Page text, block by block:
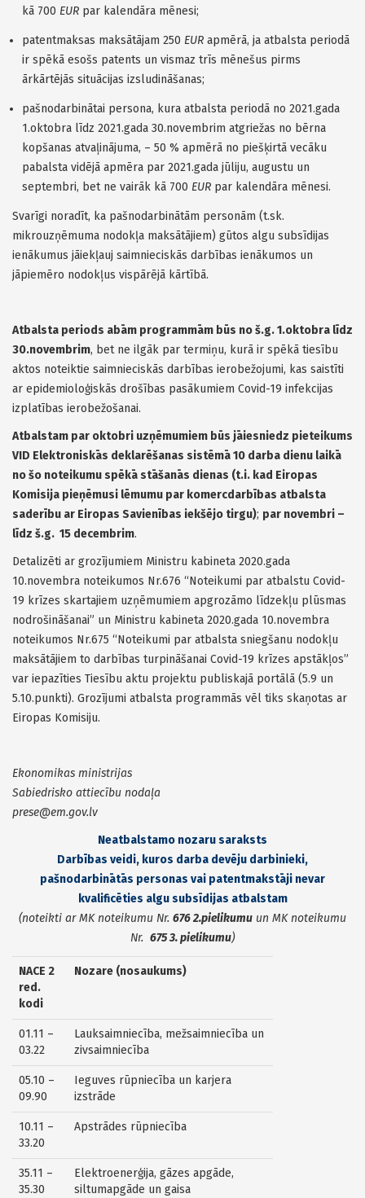
kā 700 EUR par kalendāra mēnesi;
patentmaksas maksātājam 250 EUR apmērā, ja atbalsta periodā
ir spēkā esošs patents un vismaz trīs mēnešus pirms
ārkārtējās situācijas izsludināšanas​;
pašnodarbinātai persona, kura atbalsta periodā no 2021.gada
1.oktobra līdz 2021.gada 30.novembrim atgriežas no bērna
kopšanas atvaļinājuma, – 50 % apmērā no piešķirtā vecāku
pabalsta vidējā apmēra par 2021.gada jūliju, augustu un
septembri, bet ne vairāk kā 700 EUR par kalendāra mēnesi.
Svarīgi noradīt, ka pašnodarbinātām personām (t.sk.
mikrouzņēmuma nodokļa maksātājiem) gūtos algu subsīdijas
ienākumus jāiekļauj saimnieciskās darbības ienākumos un
jāpiemēro nodokļus vispārējā kārtībā.
Atbalsta periods abām programmām būs no š.g. 1.oktobra līdz
30.novembrim, bet ne ilgāk par termiņu, kurā ir spēkā tiesību
aktos noteiktie saimnieciskās darbības ierobežojumi, kas saistīti
ar epidemioloģiskās drošības pasākumiem Covid-19 infekcijas
izplatības ierobežošanai.
Atbalstam par oktobri uzņēmumiem būs jāiesniedz pieteikums
VID Elektroniskās deklarēšanas sistēmā 10 darba dienu laikā
no šo noteikumu spēkā stāšanās dienas (t.i. kad Eiropas
Komisija pieņēmusi lēmumu par komercdarbības atbalsta
saderību ar Eiropas Savienības iekšējo tirgu); par novembri –
līdz š.g. 15 decembrim.
Detalizēti ar grozījumiem Ministru kabineta 2020.gada
10.novembra noteikumos Nr.676 “Noteikumi par atbalstu Covid-
19 krīzes skartajiem uzņēmumiem apgrozāmo līdzekļu plūsmas
nodrošināšanai” un Ministru kabineta 2020.gada 10.novembra
noteikumos Nr.675 “Noteikumi par atbalsta sniegšanu nodokļu
maksātājiem to darbības turpināšanai Covid-19 krīzes apstākļos”
var iepazīties Tiesību aktu projektu publiskajā portālā (5.9 un
5.10.punkti). Grozījumi atbalsta programmās vēl tiks skaņotas ar
Eiropas Komisiju.
Ekonomikas ministrijas
Sabiedrisko attiecību nodaļa
prese@em.gov.lv
Neatbalstamo nozaru saraksts
Darbības veidi, kuros darba devēju darbinieki,
pašnodarbinātās personas vai patentmakstāji nevar
kvalificēties algu subsīdijas atbalstam
(noteikti ar MK noteikumu Nr. 676 2.pielikumu un MK noteikumu
Nr. 6753.pielikumu)
NACE 2
red.
kodi
Nozare (nosaukums)
01.11 –
03.22
Lauksaimniecība, mežsaimniecība un
zivsaimniecība
05.10 –
09.90
Ieguves rūpniecība un karjera
izstrāde
10.11 –
33.20
Apstrādes rūpniecība
35.11 –
35.30
Elektroenerģija, gāzes apgāde,
siltumapgāde un gaisa